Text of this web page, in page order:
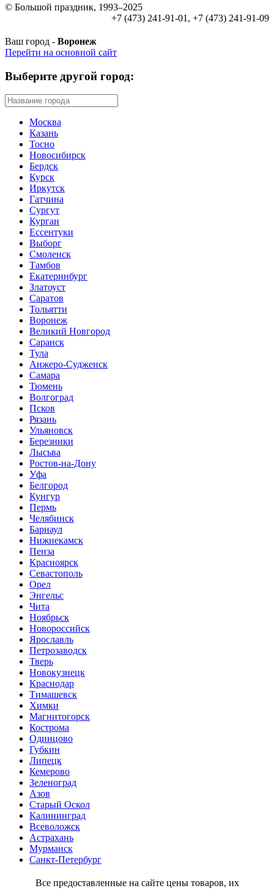
© Большой праздник, 1993–2025
+7 (473) 241-91-01, +7 (473) 241-91-09
Ваш город - Воронеж
Перейти на основной сайт
Выберите другой город:
Москва
Казань
Тосно
Новосибирск
Бердск
Курск
Иркутск
Гатчина
Сургут
Курган
Ессентуки
Выборг
Смоленск
Тамбов
Екатеринбург
Златоуст
Саратов
Тольятти
Воронеж
Великий Новгород
Саранск
Тула
Анжеро-Судженск
Самара
Тюмень
Волгоград
Псков
Рязань
Ульяновск
Березники
Лысьва
Ростов-на-Дону
Уфа
Белгород
Кунгур
Пермь
Челябинск
Барнаул
Нижнекамск
Пенза
Красноярск
Севастополь
Орел
Энгельс
Чита
Ноябрьск
Новороссийск
Ярославль
Петрозаводск
Тверь
Новокузнецк
Краснодар
Тимашевск
Химки
Магнитогорск
Кострома
Одинцово
Губкин
Липецк
Кемерово
Зеленоград
Азов
Старый Оскол
Калининград
Всеволожск
Астрахань
Мурманск
Санкт-Петербург
Все предоставленные на сайте цены товаров, их